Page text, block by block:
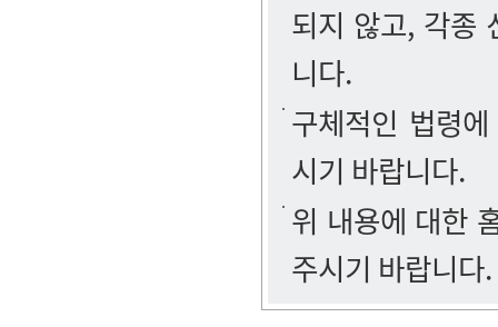
되지 않고, 각종
니다.
구체적인 법령
시기 바랍니다.
위 내용에 대한
주시기 바랍니다.